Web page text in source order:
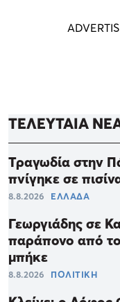
ΤΕΛΕΥΤΑΙΑ
Τραγωδία στην
πνίγηκε σε
8.8.2026 ΕΛΛΑΔΑ
Γεωργιάδης σε
παράπονο από
μπήκε
8.8.2026 ΠΟΛΙΤΙΚΗ